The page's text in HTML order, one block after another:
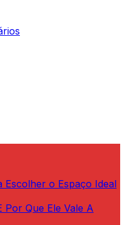
Escolher o Espaço Ideal
Por Que Ele Vale A